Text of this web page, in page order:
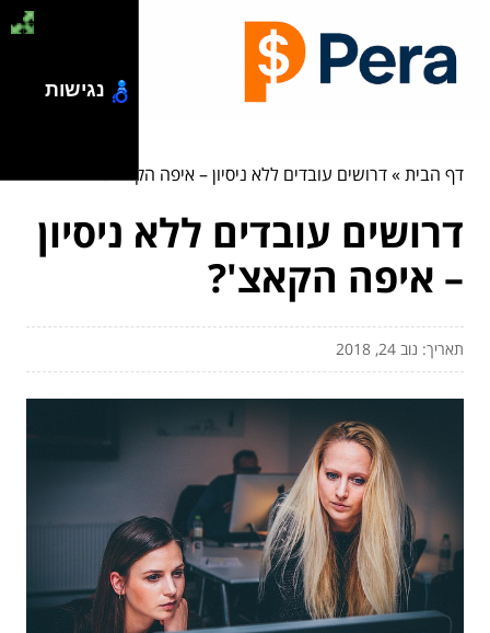
דף הבית»דרושים עובדים ללא ניסיון – איפה הקאצ'?
דרושים עובדים ללא ניסיון
– איפה הקאצ'?
תאריך: נוב 24, 2018
נגישות